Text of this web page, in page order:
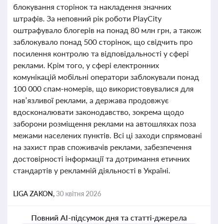
блокування сторінок та накладення значних
штрафів. За неповний рік роботи PlayCity
оштрафувало блогерів на понад 80 млн грн, а також
заблокувало понад 500 сторінок, що свідчить про
посилення контролю та відповідальності у сфері
реклами. Крім того, у сфері електронних
комунікацій мобільні оператори заблокували понад
100 000 спам-номерів, що використовувалися для
нав’язливої реклами, а держава продовжує
вдосконалювати законодавство, зокрема щодо
заборони розміщення реклами на автошляхах поза
межами населених пунктів. Всі ці заходи спрямовані
на захист прав споживачів реклами, забезпечення
достовірності інформації та дотримання етичних
стандартів у рекламній діяльності в Україні.
LIGA ZAKON,30 квітня 2026
Повний AI-підсумок дня та статті-джерела